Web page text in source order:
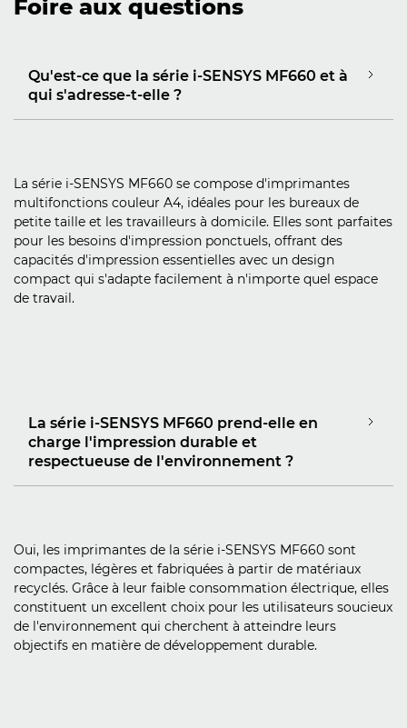
Foire aux questions
Qu'est-ce que la série i-SENSYS MF660 et à
qui s'adresse-t-elle ?
La série i-SENSYS MF660 se compose d'imprimantes
multifonctions couleur A4, idéales pour les bureaux de
petite taille et les travailleurs à domicile. Elles sont parfaites
pour les besoins d'impression ponctuels, offrant des
capacités d'impression essentielles avec un design
compact qui s'adapte facilement à n'importe quel espace
de travail.
La série i-SENSYS MF660 prend-elle en
charge l'impression durable et
respectueuse de l'environnement ?
Oui, les imprimantes de la série i-SENSYS MF660 sont
compactes, légères et fabriquées à partir de matériaux
recyclés. Grâce à leur faible consommation électrique, elles
constituent un excellent choix pour les utilisateurs soucieux
de l'environnement qui cherchent à atteindre leurs
objectifs en matière de développement durable.